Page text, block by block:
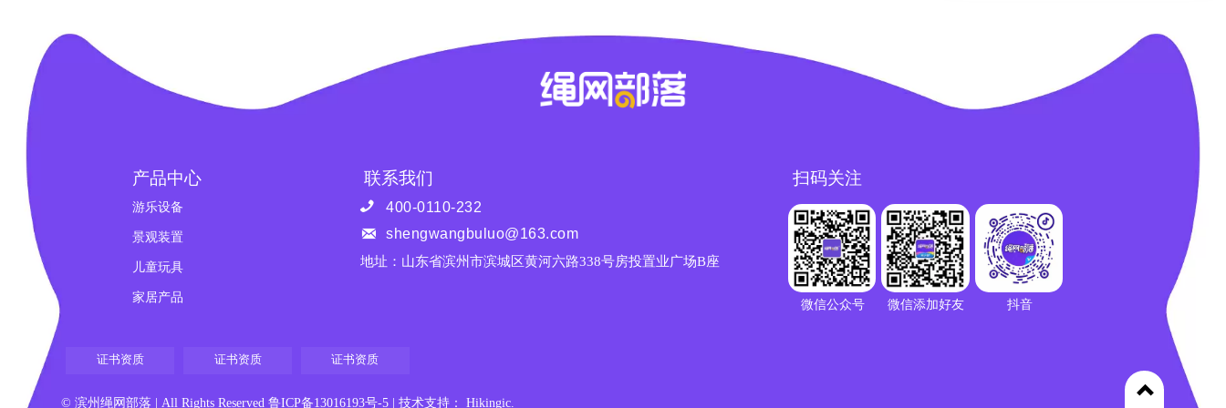
产品中心
游乐设备
景观装置
儿童玩具
家居产品
联系我们
 400-0110-232
 shengwangbuluo@163.com
地址：山东省滨州市滨城区黄河六路338号房投置业广场B座
扫码关注
微信公众号 微信添加好友 抖音
证书资质 证书资质 证书资质
© 滨州绳网部落 | All Rights Reserved鲁ICP备13016193号-5 | 技术支持： Hikingic.
